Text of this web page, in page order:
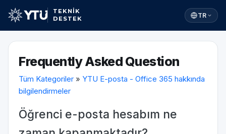
TEKNİK
DESTEK
TR
Frequently Asked Question
Tüm Kategoriler » YTU E-posta - Office 365 hakkında
bilgilendirmeler
Öğrenci e-posta hesabım ne